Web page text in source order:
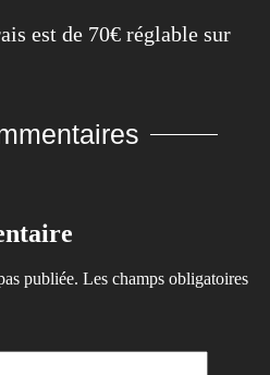
est de 70€ réglable sur
publiée. Les champs obligatoires